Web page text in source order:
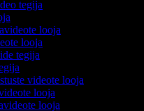
tegija
looja
looja
tegija
videote looja
looja
looja